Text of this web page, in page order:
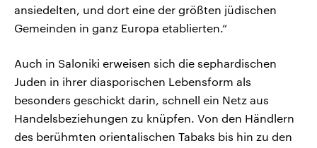
ansiedelten, und dort eine der größten jüdischen
Gemeinden in ganz Europa etablierten.“
Auch in Saloniki erweisen sich die sephardischen
Juden in ihrer diasporischen Lebensform als
besonders geschickt darin, schnell ein Netz aus
Handelsbeziehungen zu knüpfen. Von den Händlern
des berühmten orientalischen Tabaks bis hin zu den